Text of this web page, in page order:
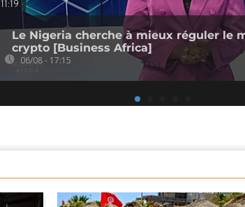
11:19
Le Nigeria cherche à mieux réguler le
crypto [Business Africa]
06/08 - 17:15